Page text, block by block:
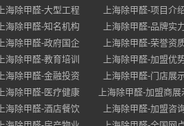
上海除甲醛-大型工程
上海除甲醛-知名机构
上海除甲醛-政府国企
上海除甲醛-教育培训
上海除甲醛-金融投资
上海除甲醛-医疗健康
上海除甲醛-酒店餐饮
上海除甲醛-项目介
上海除甲醛-品牌实
上海除甲醛-荣誉资
上海除甲醛-加盟优
上海除甲醛-门店展
上海除甲醛-加盟商展
上海除甲醛-加盟咨